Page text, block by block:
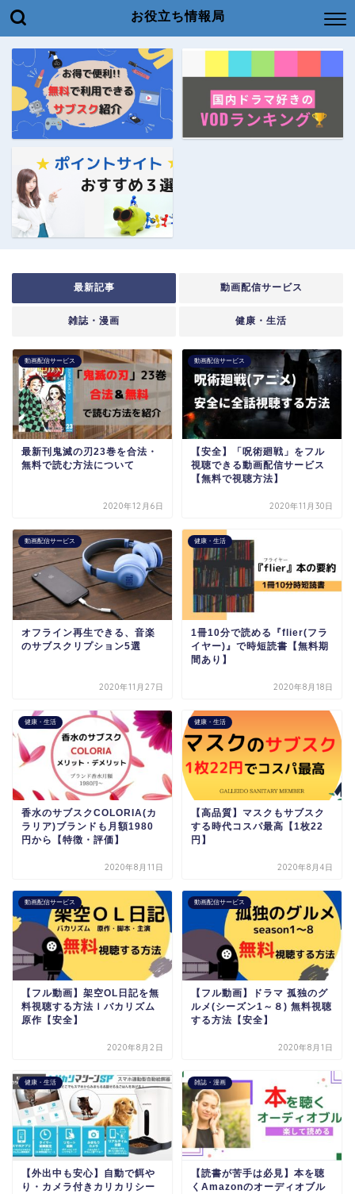
お役立ち情報局
最新記事 動画配信サービス
雑誌・漫画 健康・生活
動画配信サービス
最新刊鬼滅の刃23巻を合法・
無料で読む方法について
2020年12月6日
動画配信サービス
【安全】「呪術廻戦」をフル
視聴できる動画配信サービス
【無料で視聴方法】
2020年11月30日
動画配信サービス
オフライン再生できる、音楽
のサブスクリプション5選
2020年11月27日
健康・生活
1冊10分で読める『flier(フラ
イヤー)』で時短読書【無料期
間あり】
2020年8月18日
健康・生活
香水のサブスクCOLORIA(カ
ラリア)ブランドも月額1980
円から【特徴・評価】
2020年8月11日
健康・生活
【高品質】マスクもサブスク
する時代コスパ最高【1枚22
円】
2020年8月4日
動画配信サービス
【フル動画】架空OL日記を無
料視聴する方法ｌバカリズム
原作【安全】
2020年8月2日
動画配信サービス
【フル動画】ドラマ 孤独のグ
ルメ(シーズン1～８) 無料視聴
する方法【安全】
2020年8月1日
健康・生活
【外出中も安心】自動で餌や
り・カメラ付きカリカリシー
雑誌・漫画
【読書が苦手は必見】本を聴
くAmazonのオーディオブル